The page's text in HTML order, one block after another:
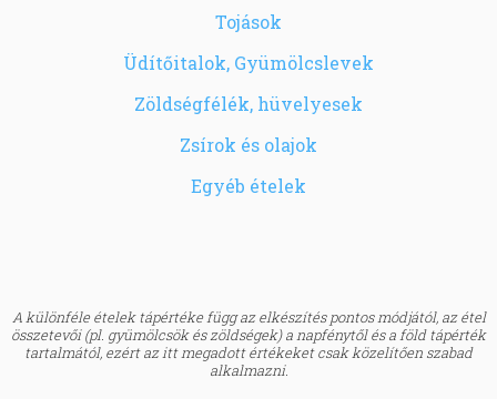
Tojások
Üdítőitalok, Gyümölcslevek
Zöldségfélék, hüvelyesek
Zsírok és olajok
Egyéb ételek
A különféle ételek tápértéke függ az elkészítés pontos módjától, az étel
összetevői (pl. gyümölcsök és zöldségek) a napfénytől és a föld tápérték
tartalmától, ezért az itt megadott értékeket csak közelítően szabad
alkalmazni.